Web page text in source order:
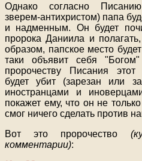
Однако согласно
зверем-антихристом) папа
и надменным. Он будет
пророка Даниила и
образом, папское место
таки объявит себя
пророчеству Писания этот
будет убит (зарезан или
иностранцами и
покажет ему, что он не
смог ничего сделать против
Вот это пророчество
комментарии):